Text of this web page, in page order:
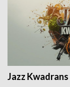
Jazz Kwadrans